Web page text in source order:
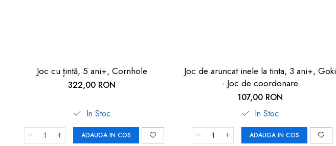
Joc cu țintă, 5 ani+, Cornhole
322,00 RON
In Stoc
ADAUGA IN COS
Joc de aruncat inele la tinta, 3 ani+, Goki
- Joc de coordonare
107,00 RON
In Stoc
ADAUGA IN COS